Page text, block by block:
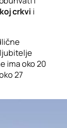
crkvi i
ima oko 20
27